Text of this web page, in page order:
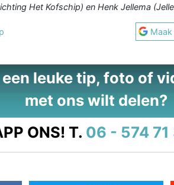
Het Kofschip) en Henk Jellema
een leuke tip, foto of
met ons wilt delen?
ONS! T. 06 - 574 71